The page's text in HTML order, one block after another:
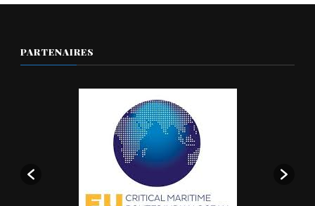
PARTENAIRES